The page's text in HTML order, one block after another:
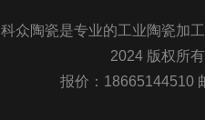
科众陶瓷是专业的工业陶瓷加
2024 版权所
报价：18665144510